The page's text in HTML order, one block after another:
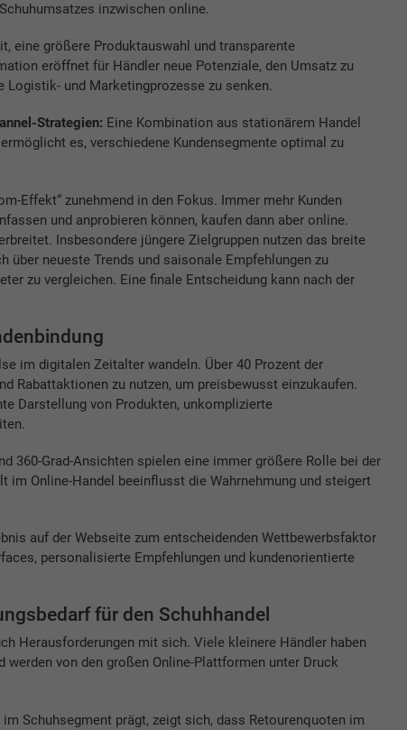
inzwischen online.
eine größere Produktauswahl und transparente
eröffnet für Händler neue Potenziale, den Umsatz zu
und Marketingprozesse zu senken.
Strategien: Eine Kombination aus stationärem Handel
es, verschiedene Kundensegmente optimal zu
Effekt“ zunehmend in den Fokus. Immer mehr Kunden
und anprobieren können, kaufen dann aber online.
Insbesondere jüngere Zielgruppen nutzen das breite
über neueste Trends und saisonale Empfehlungen zu
zu vergleichen. Eine finale Entscheidung kann nach der
im digitalen Zeitalter wandeln. Über 40 Prozent der
Rabattaktionen zu nutzen, um preisbewusst einzukaufen.
Darstellung von Produkten, unkomplizierte
360-Grad-Ansichten spielen eine immer größere Rolle bei der
im Online-Handel beeinflusst die Wahrnehmung und steigert
auf der Webseite zum entscheidenden Wettbewerbsfaktor
personalisierte Empfehlungen und kundenorientierte
für den Schuhhandel
Herausforderungen mit sich. Viele kleinere Händler haben
von den großen Online-Plattformen unter Druck
Schuhsegment prägt, zeigt sich, dass Retourenquoten im